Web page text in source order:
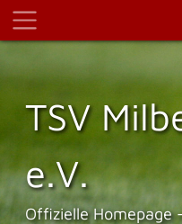
TSV
e.V.
Offizielle Homepage